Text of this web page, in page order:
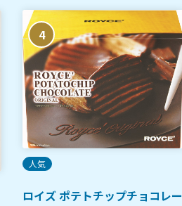
4
人気
ロイズ ポテトチップチョコレー